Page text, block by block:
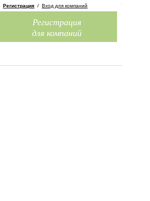
Регистрация / Вход для компаний
Регистрация
для компаний